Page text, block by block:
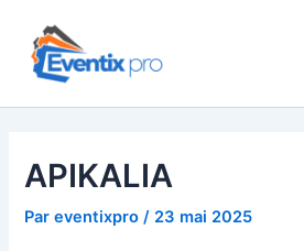
contenu
APIKALIA
Pareventixpro/ 23 mai 2025
des
articles